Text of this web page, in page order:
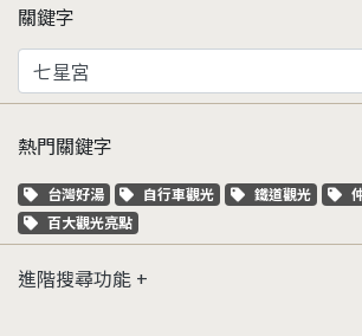
關鍵字
熱門關鍵字
關鍵字標籤
台灣好湯 關鍵字標籤
自行車觀光 關鍵字標籤
鐵道觀光
關鍵字標籤
百大觀光亮點
進階搜尋功能